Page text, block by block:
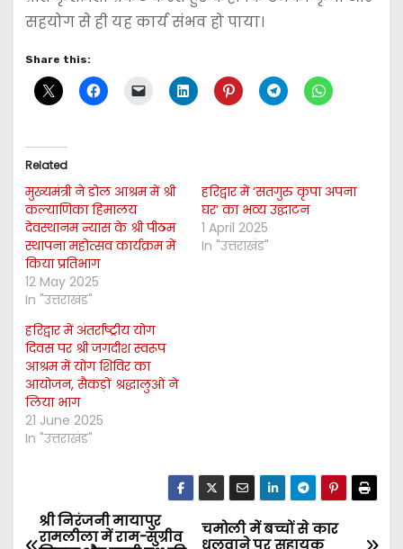
सहयोग से ही यह कार्य संभव हो पाया।
Share this:
Related
मुख्यमंत्री ने डोल आश्रम में श्री
कल्याणिका हिमालय
देवस्थानम न्यास के श्री पीठम
स्थापना महोत्सव कार्यक्रम में
किया प्रतिभाग
12 May 2025
In "उत्तराखंड"
हरिद्वार में ‘सतगुरु कृपा अपना
घर’ का भव्य उद्घाटन
1 April 2025
In "उत्तराखंड"
हरिद्वार में अंतर्राष्ट्रीय योग
दिवस पर श्री जगदीश स्वरूप
आश्रम में योग शिविर का
आयोजन, सैकड़ों श्रद्धालुओं ने
लिया भाग
21 June 2025
In "उत्तराखंड"
P
चमोली में बच्चों से कार
धुलवाने पर सहायक
श्री निरंजनी मायापुर
रामलीला में राम-सुग्रीव